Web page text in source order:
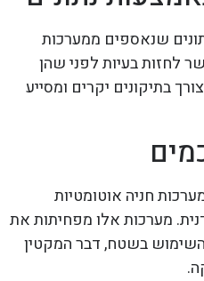
שנאספים ממערכות
לחזות בעיות לפני שהן
בתיקונים יקרים ומסייע
חניה אוטומטיות
מערכות אלו מפחיתות את
השימוש בשטח, דבר המקטין